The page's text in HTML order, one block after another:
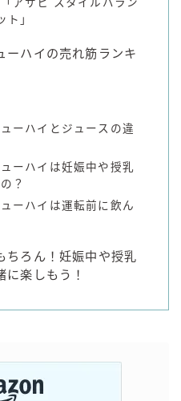
アサヒ スタイルバラン
ト」
ーハイの売れ筋ランキ
ーハイとジュースの違
ーハイは妊娠中や授乳
？
ーハイは運転前に飲ん
ちろん！妊娠中や授乳
に楽しもう！